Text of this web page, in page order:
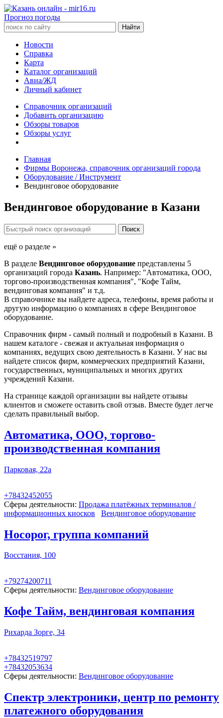
Прогноз погоды
Новости
Справка
Карта
Каталог организаций
Авиа/ЖД
Личный кабинет
Справочник организаций
Добавить организацию
Обзоры товаров
Обзоры услуг
Главная
Фирмы Воронежа, справочник организаций города
Оборудование / Инструмент
Вендинговое оборудование
Вендинговое оборудование в Казани
ещё о разделе »
В разделе Вендинговое оборудование представлены 5
организаций города Казань. Например: "Автоматика, ООО,
торгово-производственная компания", "Кофе Тайм,
вендинговая компания" и т.д.
В справочнике вы найдете адреса, телефоны, время работы и
другую информацию о компаниях в сфере Вендинговое
оборудование.
Справочник фирм - самый полный и подробный в Казани. В
нашем каталоге - свежая и актуальная информация о
компаниях, ведущих свою деятельность в Казани. У нас вы
найдете список фирм, коммерческих предприятий Казани,
государственных, муниципальных и многих других
учреждений Казани.
На странице каждой организации вы найдете отзывы
клиентов и сможете оставить свой отзыв. Вместе будет легче
сделать правильный выбор.
Автоматика, ООО, торгово-
производственная компания
Парковая, 22а
+78432452055
Сферы деятельности: Продажа платёжных терминалов /
информационных киосков
Вендинговое оборудование
Носорог, группа компаний
Восстания, 100
+79274200711
Сферы деятельности: Вендинговое оборудование
Кофе Тайм, вендинговая компания
Рихарда Зорге, 34
+78432519797
+78432053634
Сферы деятельности: Вендинговое оборудование
Спектр электроники, центр по ремонту
платежного оборудования